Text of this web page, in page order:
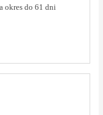
okres do 61 dni